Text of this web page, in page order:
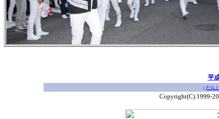
平
| だん
Copyright(C) 1999-